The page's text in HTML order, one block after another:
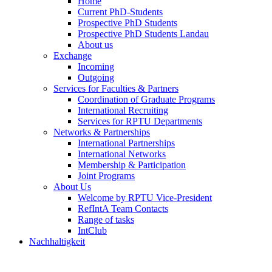
Current PhD-Students
Prospective PhD Students
Prospective PhD Students Landau
About us
Exchange
Incoming
Outgoing
Services for Faculties & Partners
Coordination of Graduate Programs
International Recruiting
Services for RPTU Departments
Networks & Partnerships
International Partnerships
International Networks
Membership & Participation
Joint Programs
About Us
Welcome by RPTU Vice-President
RefIntA Team Contacts
Range of tasks
IntClub
Nachhaltigkeit